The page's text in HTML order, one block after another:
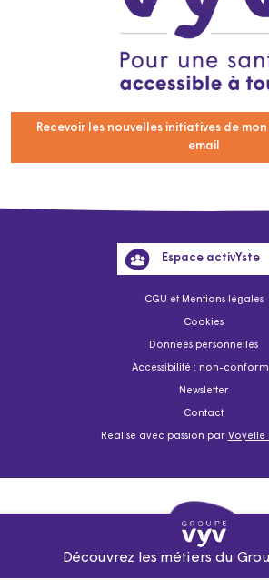
Recevoir les nouvelles initiatives de
email
CGU et Mentions légales
Cookies
Données personnelles
Accessibilité : non-
Newsletter
Contact
Réalisé avec passion par Voyelle
Espace activYste
Découvrez les métiers du